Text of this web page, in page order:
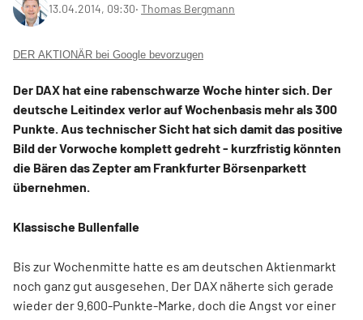
13.04.2014, 09:30‧ Thomas Bergmann
DER AKTIONÄR bei Google bevorzugen
Der DAX hat eine rabenschwarze Woche hinter sich. Der
deutsche Leitindex verlor auf Wochenbasis mehr als 300
Punkte. Aus technischer Sicht hat sich damit das positive
Bild der Vorwoche komplett gedreht - kurzfristig könnten
die Bären das Zepter am Frankfurter Börsenparkett
übernehmen.
Klassische Bullenfalle
Bis zur Wochenmitte hatte es am deutschen Aktienmarkt
noch ganz gut ausgesehen. Der DAX näherte sich gerade
wieder der 9.600-Punkte-Marke, doch die Angst vor einer